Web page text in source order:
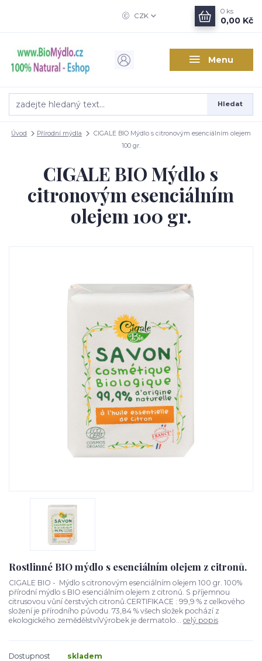
Menu
CZK
Hledat
0 ks
0,00 Kč
Úvod Přírodní mýdla
CIGALE BIO Mýdlo s citronovým esenciálním olejem
100 gr.
CIGALE BIO Mýdlo s
citronovým esenciálním
olejem 100 gr.
Rostlinné BIO mýdlo s esenciálním olejem z citronů.
CIGALE BIO - Mýdlo s citronovým esenciálním olejem 100 gr. 100%
přírodní mýdlo s BIO esenciálním olejem z citronů. S příjemnou
citrusovou vůní čerstvých citronů.CERTIFIKACE : 99,9 % z celkového
složení je přírodního původu. 73,84 % všech složek pochází z
ekologického zemědělstvíVýrobek je dermatolo... celý popis
Dostupnost skladem